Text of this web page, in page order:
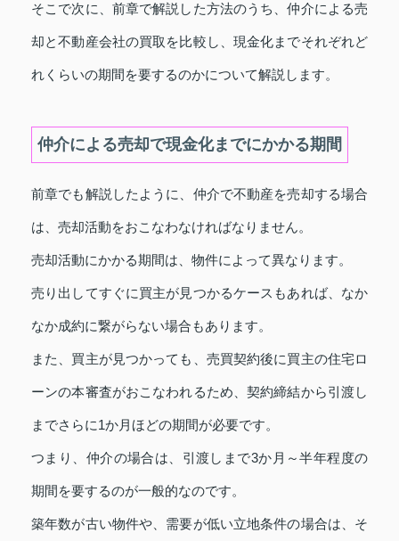
そこで次に、前章で解説した方法のうち、仲介による売
却と不動産会社の買取を比較し、現金化までそれぞれど
れくらいの期間を要するのかについて解説します。
仲介による売却で現金化までにかかる期間
前章でも解説したように、仲介で不動産を売却する場合
は、売却活動をおこなわなければなりません。
売却活動にかかる期間は、物件によって異なります。
売り出してすぐに買主が見つかるケースもあれば、なか
なか成約に繋がらない場合もあります。
また、買主が見つかっても、売買契約後に買主の住宅ロ
ーンの本審査がおこなわれるため、契約締結から引渡し
までさらに1か月ほどの期間が必要です。
つまり、仲介の場合は、引渡しまで3か月～半年程度の
期間を要するのが一般的なのです。
築年数が古い物件や、需要が低い立地条件の場合は、そ